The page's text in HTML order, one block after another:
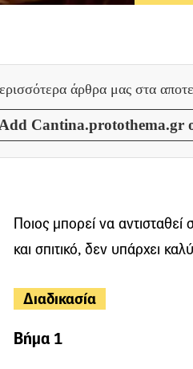
άρθρα μας στα
Add Cantina.protothema.gr
Ποιος μπορεί να
και σπιτικό, δεν υπάρχει
Διαδικασία
Βήμα 1